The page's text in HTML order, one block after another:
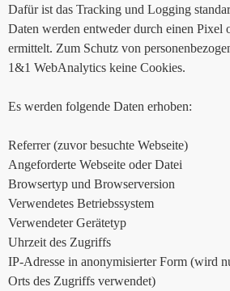
Dafür ist das Tracking und Logging
Daten werden entweder durch einen Pixel
ermittelt. Zum Schutz von
1&1 WebAnalytics keine Cookies.
Es werden folgende Daten erhoben:
Referrer (zuvor besuchte Webseite)
Angeforderte Webseite oder Datei
Browsertyp und Browserversion
Verwendetes Betriebssystem
Verwendeter Gerätetyp
Uhrzeit des Zugriffs
IP-Adresse in anonymisierter Form (wird
Orts des Zugriffs verwendet)